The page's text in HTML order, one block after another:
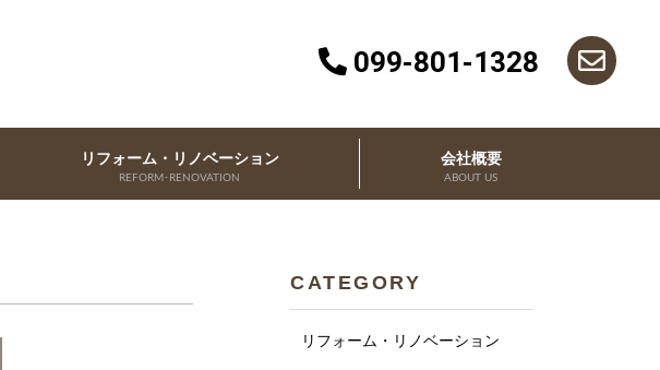
リフォーム・リノベーション
REFORM･RENOVATION
会社概要
ABOUT US
099-801-1328
CATEGORY
リフォーム・リノベーション